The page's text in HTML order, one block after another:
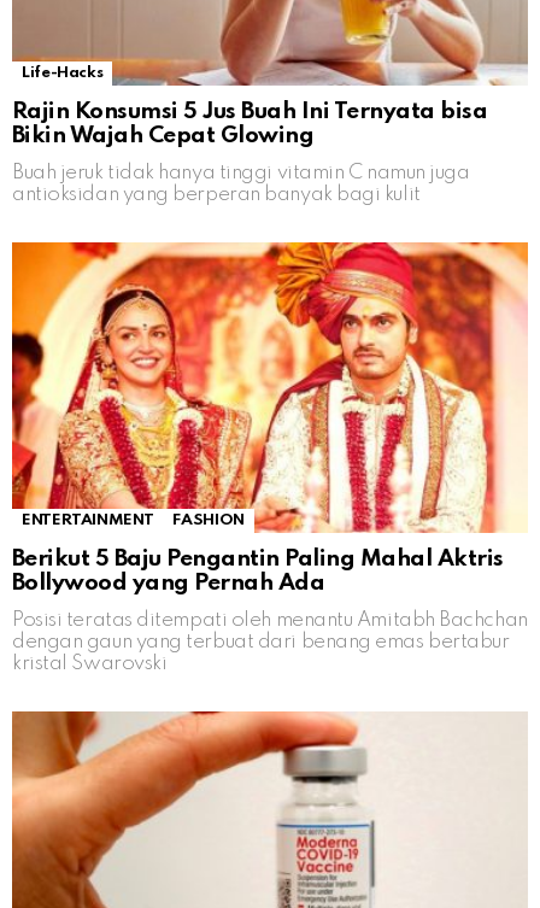
Life-Hacks
Rajin Konsumsi 5 Jus Buah Ini Ternyata bisa
Bikin Wajah Cepat Glowing
Buah jeruk tidak hanya tinggi vitamin C namun juga
antioksidan yang berperan banyak bagi kulit
ENTERTAINMENT FASHION
Berikut 5 Baju Pengantin Paling Mahal Aktris
Bollywood yang Pernah Ada
Posisi teratas ditempati oleh menantu Amitabh Bachchan
dengan gaun yang terbuat dari benang emas bertabur
kristal Swarovski